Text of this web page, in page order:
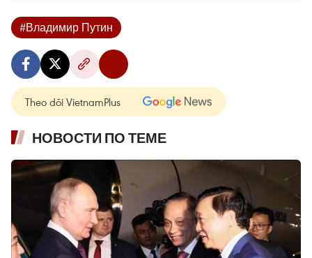
#Владимир Путин
Theo dõi VietnamPlus
НОВОСТИ ПО ТЕМЕ